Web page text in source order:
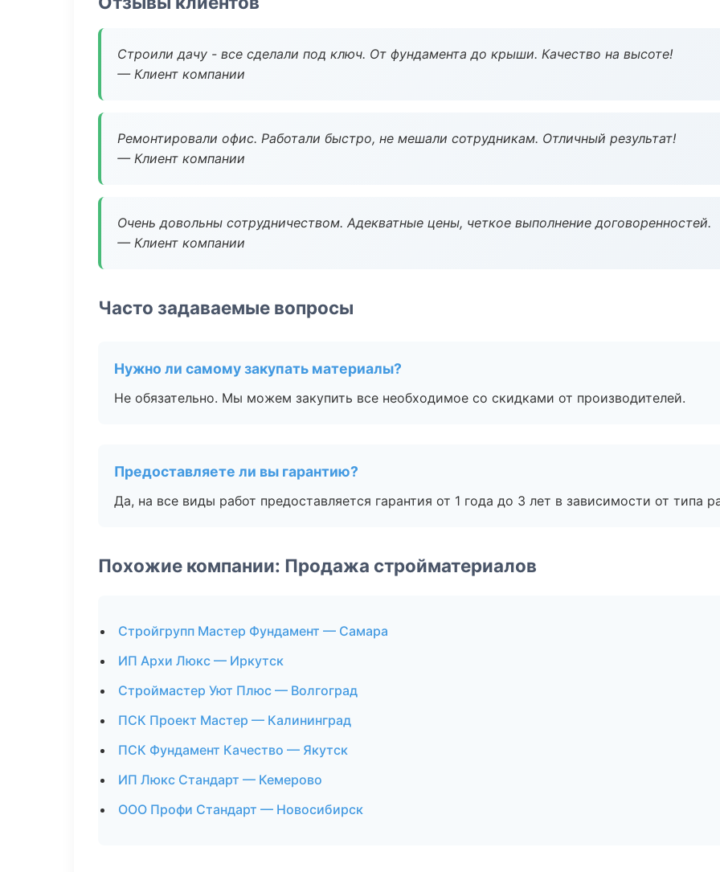
Строили дачу - все сделали под ключ. От фундамента до крыши. Качество на высоте!
— Клиент компании
Ремонтировали офис. Работали быстро, не мешали сотрудникам. Отличный результат!
— Клиент компании
Очень довольны сотрудничеством. Адекватные цены, четкое выполнение договоренностей.
— Клиент компании
Часто задаваемые вопросы
Нужно ли самому закупать материалы?
Не обязательно. Мы можем закупить все необходимое со скидками от производителей.
Предоставляете ли вы гарантию?
Да, на все виды работ предоставляется гарантия от 1 года до 3 лет в зависимости от типа
Похожие компании: Продажа стройматериалов
Стройгрупп Мастер Фундамент — Самара
ИП Архи Люкс — Иркутск
Строймастер Уют Плюс — Волгоград
ПСК Проект Мастер — Калининград
ПСК Фундамент Качество — Якутск
ИП Люкс Стандарт — Кемерово
ООО Профи Стандарт — Новосибирск